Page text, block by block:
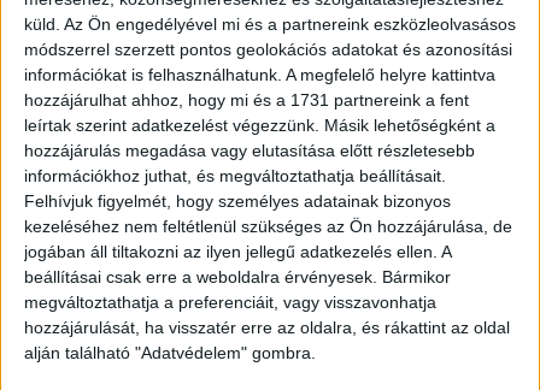
küld. Az Ön engedélyével mi és a partnereink eszközleolvasásos
módszerrel szerzett pontos geolokációs adatokat és azonosítási
információkat is felhasználhatunk. A megfelelő helyre kattintva
hozzájárulhat ahhoz, hogy mi és a 1731 partnereink a fent
leírtak szerint adatkezelést végezzünk. Másik lehetőségként a
hozzájárulás megadása vagy elutasítása előtt részletesebb
információkhoz juthat, és megváltoztathatja beállításait.
Felhívjuk figyelmét, hogy személyes adatainak bizonyos
kezeléséhez nem feltétlenül szükséges az Ön hozzájárulása, de
jogában áll tiltakozni az ilyen jellegű adatkezelés ellen. A
beállításai csak erre a weboldalra érvényesek. Bármikor
megváltoztathatja a preferenciáit, vagy visszavonhatja
hozzájárulását, ha visszatér erre az oldalra, és rákattint az oldal
alján található "Adatvédelem" gombra.
is az emberek részéről, akik már keresik, és előnyben
részesítik azokat a márkákat, amelyek fenntarthatóan
működnek.
- De úgy is felteszem a kérdést: tudtok ezekkel társadalmi
hatást elérni?
- Sz. R.: Röviden: tudunk. Viszont ketté kell választani a
számszerűsíthető eredményeket a strukturális, attitűdbeli
hatásoktól. Tudjuk mérni például, hogy hányan használnak
karbonkalkulátort és alakítanak ki fenntarthatóbb
szokásokat a segítségével. Szintén mérhető az is, hogy
hány diákot érünk el pénzügyi edukációs tanórákkal vagy